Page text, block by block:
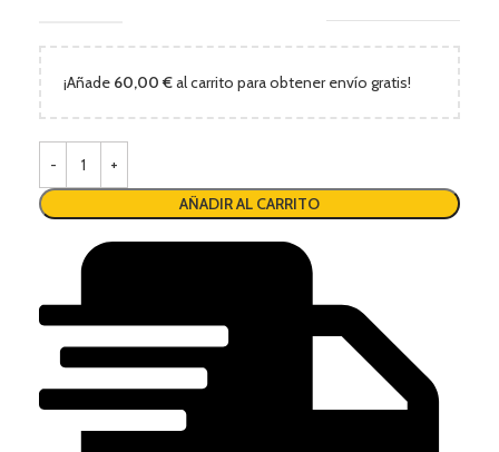
¡Añade 60,00 €al carrito para obtener envío gratis!
AÑADIR AL CARRITO